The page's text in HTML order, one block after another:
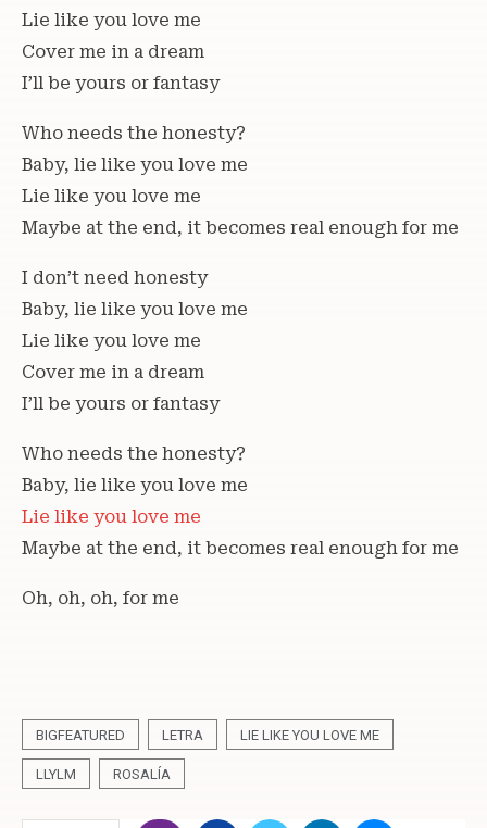
Lie like you love me
Cover me in a dream
I’ll be yours or fantasy
Who needs the honesty?
Baby, lie like you love me
Lie like you love me
Maybe at the end, it becomes real enough for me
I don’t need honesty
Baby, lie like you love me
Lie like you love me
Cover me in a dream
I’ll be yours or fantasy
Who needs the honesty?
Baby, lie like you love me
Lie like you love me
Maybe at the end, it becomes real enough for me
Oh, oh, oh, for me
BIGFEATURED LETRA LIE LIKE YOU LOVE ME
LLYLM ROSALÍA